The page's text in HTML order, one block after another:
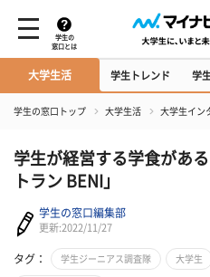
学生の
窓口とは
大学生活 学生トレンド 学
学生の窓口トップ 大学生活 大学生イン
学生が経営する学食があ
トラン BENI」
学生の窓口編集部
更新:2022/11/27
タグ： 学生ジーニアス調査隊 大学生